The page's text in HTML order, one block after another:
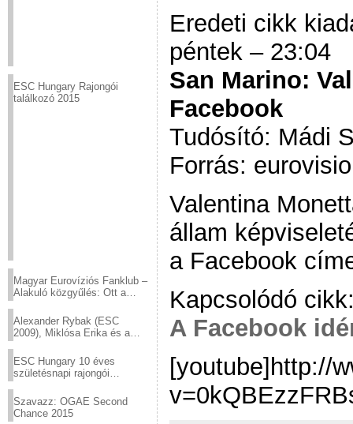
ESC Hungary Rajongói
találkozó 2015
Magyar Eurovíziós Fanklub –
Alakuló közgyűlés: Ott a
Alexander Rybak (ESC
2009), Miklósa Erika és a
sztárjai a Margitszigeten
ESC Hungary 10 éves
születésnapi rajongói
Szavazz: OGAE Second
Chance 2015
Eredeti cikk
péntek – 23:04
San Marino:
Facebook
Tudósító: Mádi
Forrás:
Valentina
állam
a Facebook
Kapcsolódó
A Facebook
[youtube]http://